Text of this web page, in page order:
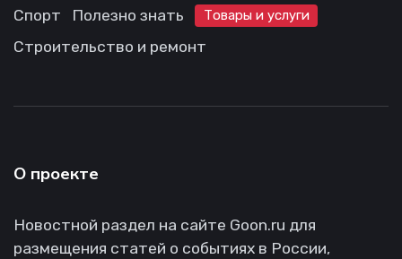
Спорт
Полезно знать Товары и услуги
Строительство и ремонт
О проекте
Новостной раздел на сайте Goon.ru для
размещения статей о событиях в России,